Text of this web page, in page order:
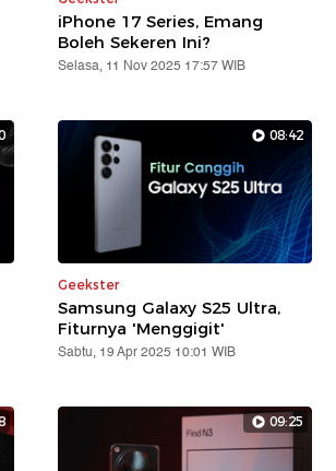
iPhone 17 Series, Emang
Boleh Sekeren Ini?
Selasa, 11 Nov 2025 17:57 WIB
08:42
Geekster
Samsung Galaxy S25 Ultra,
Fiturnya 'Menggigit'
Sabtu, 19 Apr 2025 10:01 WIB
09:25